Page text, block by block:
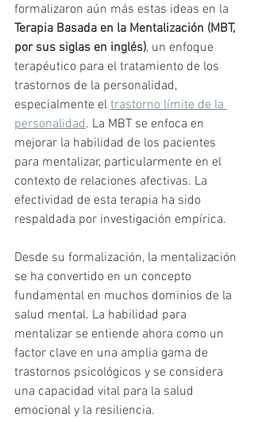
formalizaron aún más estas ideas en la
Terapia Basada en la Mentalización (MBT,
por sus siglas en inglés), un enfoque
terapéutico para el tratamiento de los
trastornos de la personalidad,
especialmente el trastorno límite de la
personalidad. La MBT se enfoca en
mejorar la habilidad de los pacientes
para mentalizar, particularmente en el
contexto de relaciones afectivas. La
efectividad de esta terapia ha sido
respaldada por investigación empírica.
Desde su formalización, la mentalización
se ha convertido en un concepto
fundamental en muchos dominios de la
salud mental. La habilidad para
mentalizar se entiende ahora como un
factor clave en una amplia gama de
trastornos psicológicos y se considera
una capacidad vital para la salud
emocional y la resiliencia.